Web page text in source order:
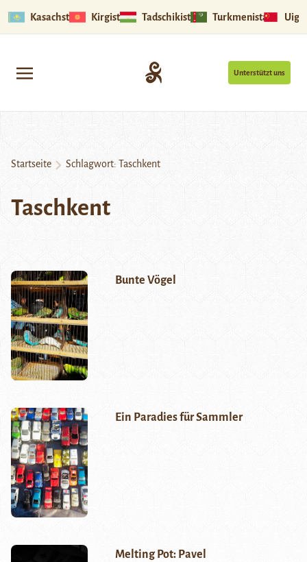
Kasachstan Kirgistan Tadschikistan Turkmenistan
Unterstützt uns
Startseite Schlagwort: Taschkent
Taschkent
Bunte Vögel
Ein Paradies für Sammler
Melting Pot: Pavel